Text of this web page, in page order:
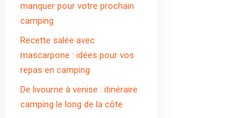
manquer pour votre prochain
camping
Recette salée avec
mascarpone : idées pour vos
repas en camping
De livourne à venise : itinéraire
camping le long de la côte